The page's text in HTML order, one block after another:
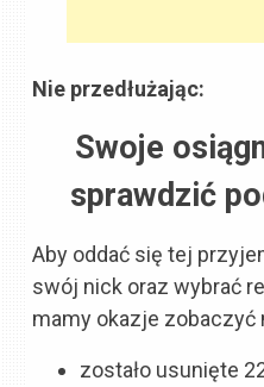
Nie przedłużając:
Swoje
sprawdzić
Aby oddać się tej
swój nick oraz wybrać
mamy okazje zobaczyć
zostało usunięte